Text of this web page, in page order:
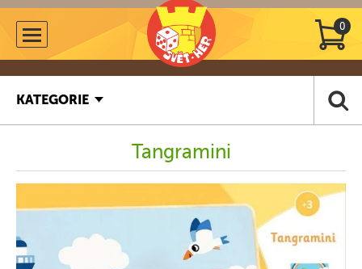
0
KATEGORIE
Tangramini